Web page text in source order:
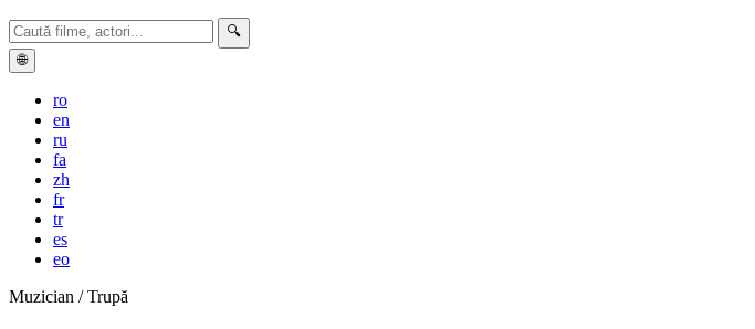
🔍
🌐
ro
en
ru
fa
zh
fr
tr
es
eo
Muzician / Trupă